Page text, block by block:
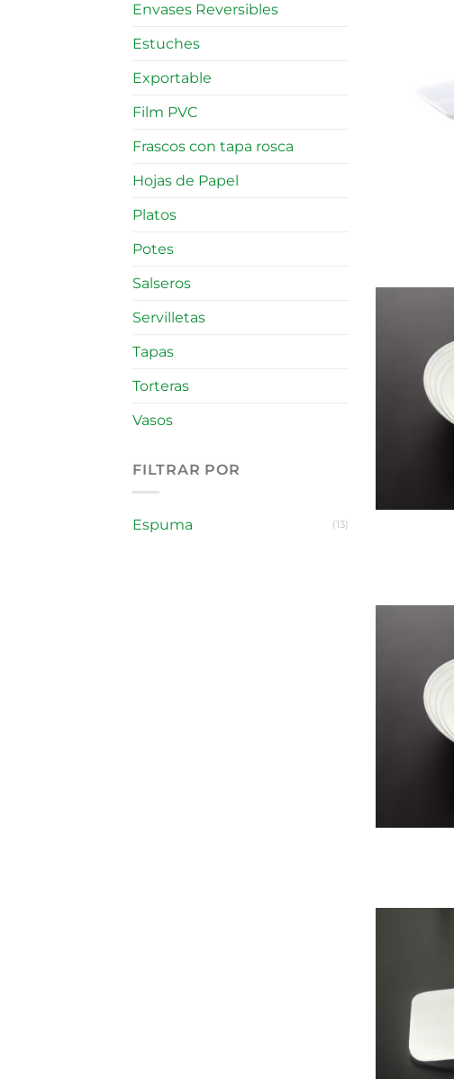
Envases Reversibles
Estuches
Exportable
Film PVC
Frascos con tapa rosca
Hojas de Papel
Platos
Potes
Salseros
Servilletas
Tapas
Torteras
Vasos
FILTRAR POR
Espuma (13)